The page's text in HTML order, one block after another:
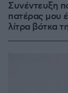
Συνέντευξη
πατέρας μου
λίτρα βότκα